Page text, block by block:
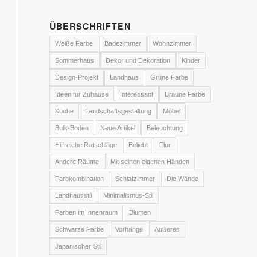
ÜBERSCHRIFTEN
Weiße Farbe Badezimmer Wohnzimmer
Sommerhaus Dekor und Dekoration Kinder
Design-Projekt Landhaus Grüne Farbe
Ideen für Zuhause Interessant Braune Farbe
Küche Landschaftsgestaltung Möbel
Bulk-Boden Neue Artikel Beleuchtung
Hilfreiche Ratschläge Beliebt Flur
Andere Räume Mit seinen eigenen Händen
Farbkombination Schlafzimmer Die Wände
Landhausstil Minimalismus-Stil
Farben im Innenraum Blumen
Schwarze Farbe Vorhänge Äußeres
Japanischer Stil